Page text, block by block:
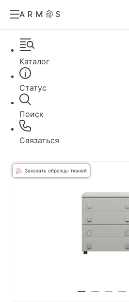
Каталог
Статус
Поиск
Связаться
Заказать образцы тканей